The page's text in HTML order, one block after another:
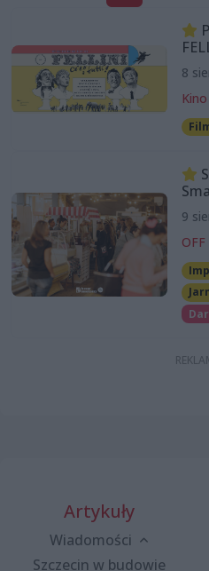
8
9
Artykuły
Wiadomości
Szczecin w budowie